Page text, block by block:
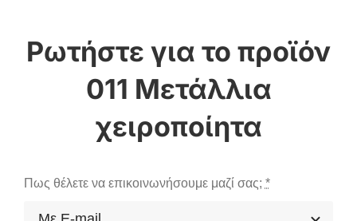
011 Μετάλλια
χειροποίητα
Πως θέλετε να επικοινωνήσουμε μαζί σας; *